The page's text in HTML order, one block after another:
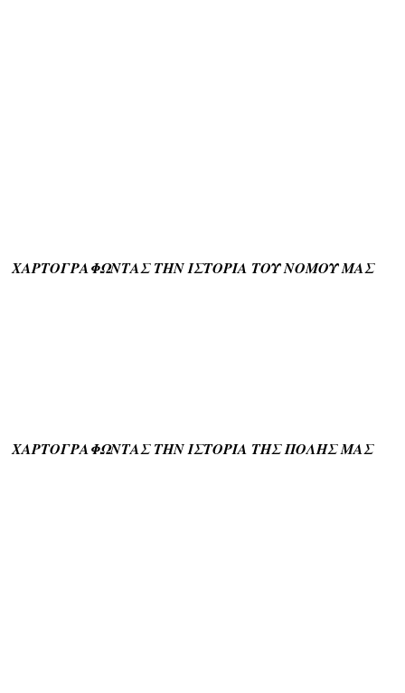
ΧΑΡΤΟΓΡΑΦΩΝΤΑΣ ΤΗΝ ΙΣΤΟΡΙΑ ΤΟΥ ΝΟΜΟΥ ΜΑΣ
ΧΑΡΤΟΓΡΑΦΩΝΤΑΣ ΤΗΝ ΙΣΤΟΡΙΑ ΤΗΣ ΠΟΛΗΣ ΜΑΣ